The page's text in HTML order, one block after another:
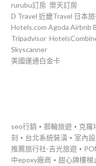
rurubu訂房 樂天訂房
D Travel 近畿Travel 日本
Hotels.com Agoda Airbnb
Tripadvisor
Skyscanner
美國運通白金卡
seo行銷 ‧郵輪旅遊 ‧ 克羅
刻 ‧ 台北系統裝潢 ‧ 室內
推薦旅行社-吉光旅遊 ‧
中epoxy廠商 ‧甜心牌樓梯